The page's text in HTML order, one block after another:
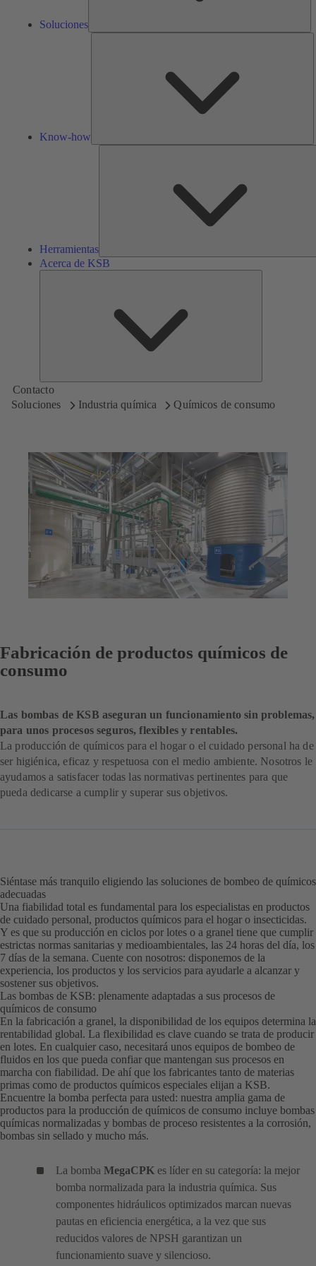
Soluciones
Know-how
Herramientas
Acerca de KSB
Contacto
Soluciones
Industria química Químicos de consumo
Fabricación de productos químicos de
consumo
Las bombas de KSB aseguran un funcionamiento sin problemas,
para unos procesos seguros, flexibles y rentables.
La producción de químicos para el hogar o el cuidado personal ha de
ser higiénica, eficaz y respetuosa con el medio ambiente. Nosotros le
ayudamos a satisfacer todas las normativas pertinentes para que
pueda dedicarse a cumplir y superar sus objetivos.
Siéntase más tranquilo eligiendo las soluciones de bombeo de químicos
adecuadas
Una fiabilidad total es fundamental para los especialistas en productos
de cuidado personal, productos químicos para el hogar o insecticidas.
Y es que su producción en ciclos por lotes o a granel tiene que cumplir
estrictas normas sanitarias y medioambientales, las 24 horas del día, los
7 días de la semana. Cuente con nosotros: disponemos de la
experiencia, los productos y los servicios para ayudarle a alcanzar y
sostener sus objetivos.
Las bombas de KSB: plenamente adaptadas a sus procesos de
químicos de consumo
En la fabricación a granel, la disponibilidad de los equipos determina la
rentabilidad global. La flexibilidad es clave cuando se trata de producir
en lotes. En cualquier caso, necesitará unos equipos de bombeo de
fluidos en los que pueda confiar que mantengan sus procesos en
marcha con fiabilidad. De ahí que los fabricantes tanto de materias
primas como de productos químicos especiales elijan a KSB.
Encuentre la bomba perfecta para usted: nuestra amplia gama de
productos para la producción de químicos de consumo incluye bombas
químicas normalizadas y bombas de proceso resistentes a la corrosión,
bombas sin sellado y mucho más.
La bomba MegaCPK es líder en su categoría: la mejor
bomba normalizada para la industria química. Sus
componentes hidráulicos optimizados marcan nuevas
pautas en eficiencia energética, a la vez que sus
reducidos valores de NPSH garantizan un
funcionamiento suave y silencioso.